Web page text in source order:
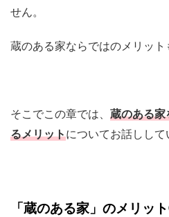
せん。
蔵のある家ならではのメリット
そこでこの章では、 蔵のある家
るメリットについてお話しして
「蔵のある家」のメリッ